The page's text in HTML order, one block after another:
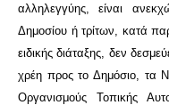
αλληλεγγύης, είναι
Δημοσίου ή τρίτων, κατά
ειδικής διάταξης, δεν
χρέη προς το Δημόσιο, τα
Οργανισμούς Τοπικής